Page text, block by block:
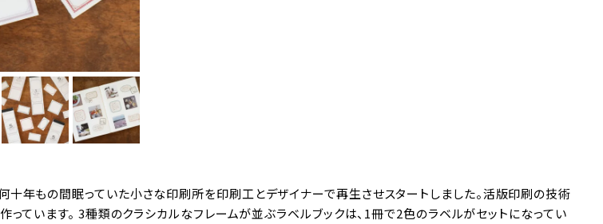
十年もの間眠っていた小さな印刷所を印刷工とデザイナーで再生させスタートしました。活版印刷の技術
っています。 3種類のクラシカルなフレームが並ぶラベルブックは、1冊で2色のラベルがセットになってい